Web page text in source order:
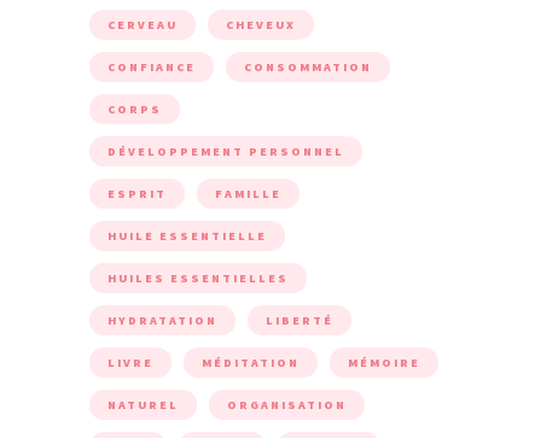
CERVEAU CHEVEUX
CONFIANCE CONSOMMATION
CORPS
DÉVELOPPEMENT PERSONNEL
ESPRIT FAMILLE
HUILE ESSENTIELLE
HUILES ESSENTIELLES
HYDRATATION LIBERTÉ
LIVRE MÉDITATION MÉMOIRE
NATUREL ORGANISATION